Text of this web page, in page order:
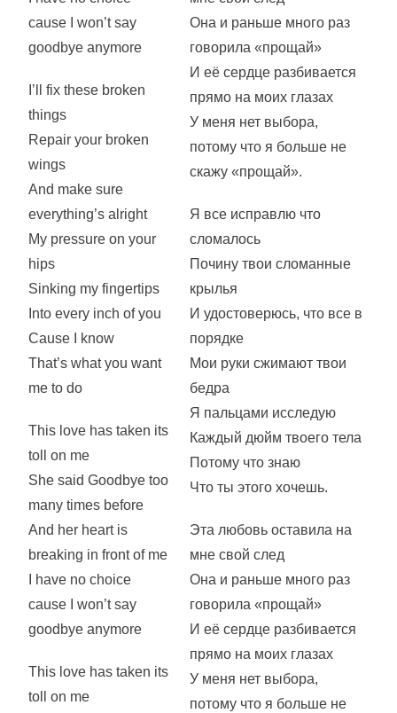
cause I won’t say
goodbye anymore
I’ll fix these broken
things
Repair your broken
wings
And make sure
everything’s alright
My pressure on your
hips
Sinking my fingertips
Into every inch of you
Cause I know
That’s what you want
me to do
This love has taken its
toll on me
She said Goodbye too
many times before
And her heart is
breaking in front of me
I have no choice
cause I won’t say
goodbye anymore
This love has taken its
toll on me
Она и раньше много раз
говорила «прощай»
И её сердце разбивается
прямо на моих глазах
У меня нет выбора,
потому что я больше не
скажу «прощай».
Я все исправлю что
сломалось
Почину твои сломанные
крылья
И удостоверюсь, что все в
порядке
Мои руки сжимают твои
бедра
Я пальцами исследую
Каждый дюйм твоего тела
Потому что знаю
Что ты этого хочешь.
Эта любовь оставила на
мне свой след
Она и раньше много раз
говорила «прощай»
И её сердце разбивается
прямо на моих глазах
У меня нет выбора,
потому что я больше не